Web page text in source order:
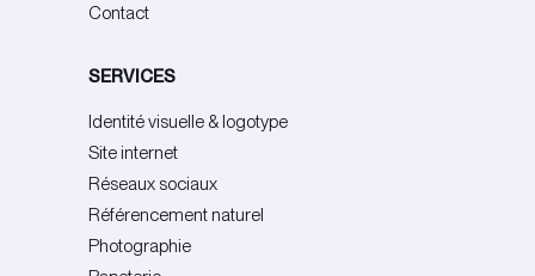
Contact
SERVICES
Identité visuelle & logotype
Site internet
Réseaux sociaux
Référencement naturel
Photographie